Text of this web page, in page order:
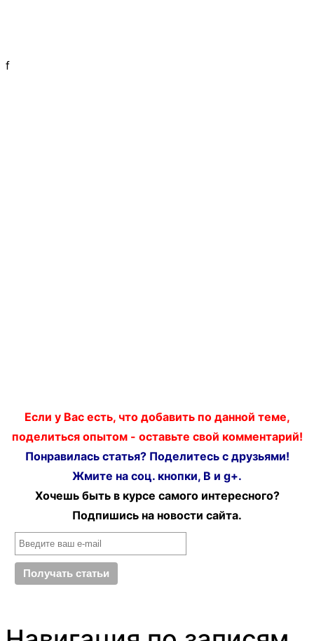
f
Если у Вас есть, что добавить по данной теме,
поделиться опытом - оставьте свой комментарий!
Понравилась статья? Поделитесь с друзьями!
Жмите на соц. кнопки, В и g+.
Хочешь быть в курсе самого интересного?
Подпишись на новости сайта.